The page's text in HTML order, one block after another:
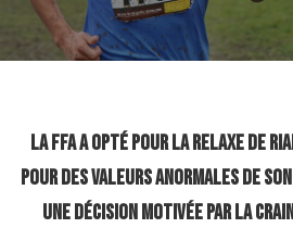
La FFA a opté pour la relaxe de
pour des valeurs anormales de
Une décision motivée par la